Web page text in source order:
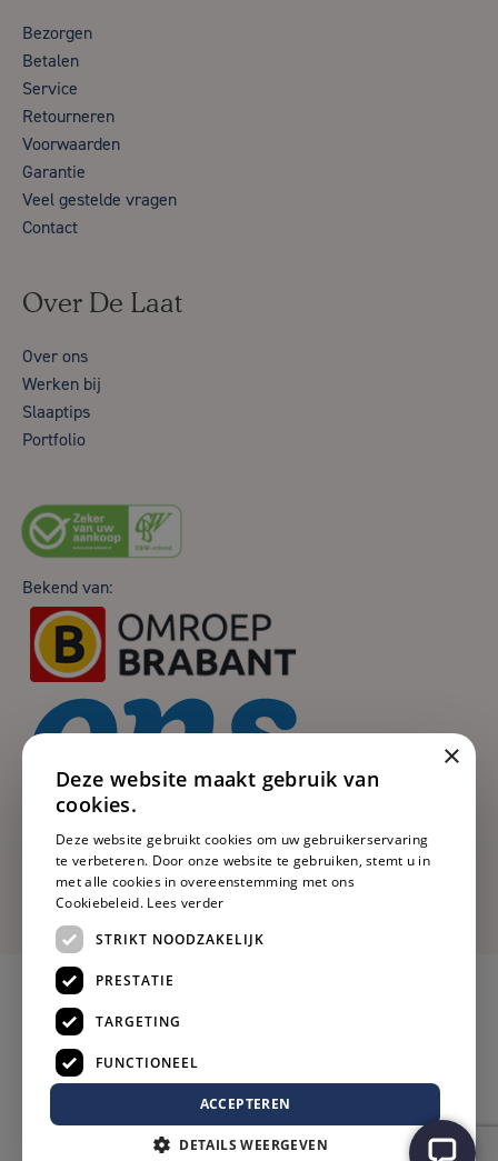
Bezorgen
Betalen
Service
Retourneren
Voorwaarden
Garantie
Veel gestelde vragen
Contact
Over De Laat
Over ons
Werken bij
Slaaptips
Portfolio
Bekend van:
×
Deze website maakt gebruik van
cookies.
Deze website gebruikt cookies om uw gebruikerservaring
te verbeteren. Door onze website te gebruiken, stemt u in
met alle cookies in overeenstemming met ons
Cookiebeleid. Lees verder
STRIKT NOODZAKELIJK
PRESTATIE
TARGETING
FUNCTIONEEL
ACCEPTEREN
DETAILS WEERGEVEN